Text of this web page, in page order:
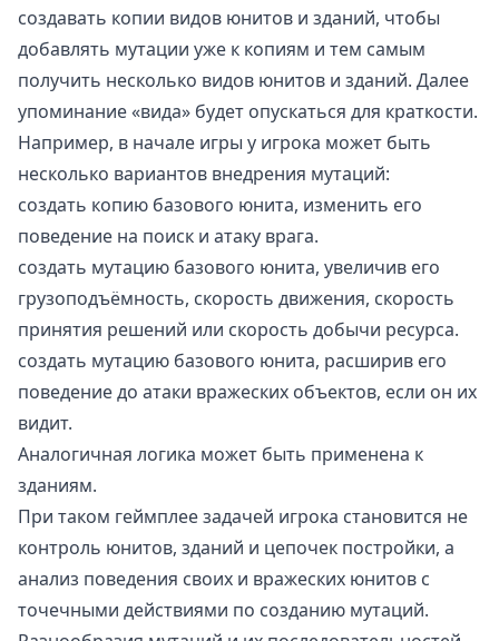
создавать копии видов юнитов и зданий, чтобы
добавлять мутации уже к копиям и тем самым
получить несколько видов юнитов и зданий. Далее
упоминание «вида» будет опускаться для краткости.
Например, в начале игры у игрока может быть
несколько вариантов внедрения мутаций:
создать копию базового юнита, изменить его
поведение на поиск и атаку врага.
создать мутацию базового юнита, увеличив его
грузоподъёмность, скорость движения, скорость
принятия решений или скорость добычи ресурса.
создать мутацию базового юнита, расширив его
поведение до атаки вражеских объектов, если он их
видит.
Аналогичная логика может быть применена к
зданиям.
При таком геймплее задачей игрока становится не
контроль юнитов, зданий и цепочек постройки, а
анализ поведения своих и вражеских юнитов с
точечными действиями по созданию мутаций.